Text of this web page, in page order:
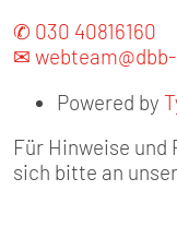
✆ 030 40816160
✉
Powered by
Für Hinweise und
sich bitte an